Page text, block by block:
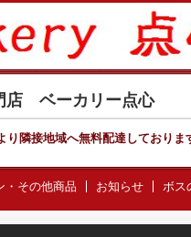
店 ベーカリー点心
り隣接地域へ無料配達しておりま
・その他商品 お知らせ ボス